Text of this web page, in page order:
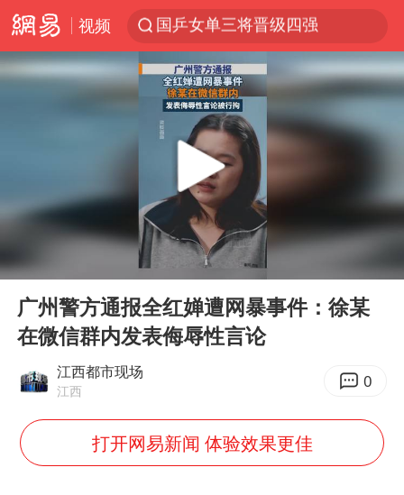
视频
河南重大刑案嫌犯夏某钢落网
光影经济撬动暑期消费新蓝海
陈思诚零点晒照为佟丽娅庆生
微信又有新功能，你可以“撤回”你的撤回了！
新疆优化调整景区内自驾服务费
情侣平潭拍日出坠崖1死1伤
《欢迎来龙餐馆》口碑
央视新主播李秋莹孙亚鹏亮相
郑丽文：台湾从来没有“独立”过
酒店花洒现排泄物住客索赔遭拒
Play
广州警方通报全红婵遭网暴事件：徐某
在微信群内发表侮辱性言论
江西都市现场
江西 0
打开网易新闻 体验效果更佳